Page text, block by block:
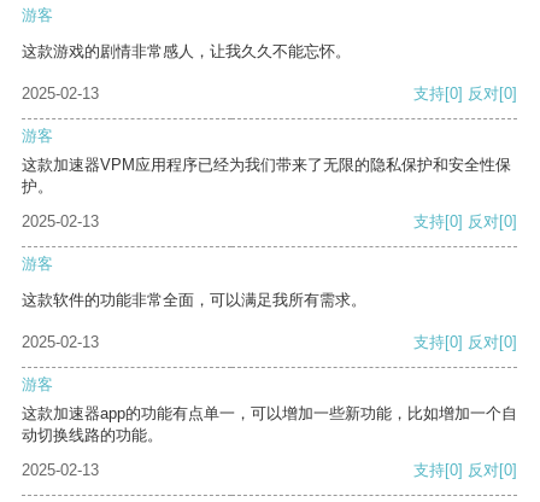
游客
这款游戏的剧情非常感人，让我久久不能忘怀。
2025-02-13 支持[0] 反对[0]
游客
这款加速器VPM应用程序已经为我们带来了无限的隐私保护和安全性保
护。
2025-02-13
支持[0] 反对[0]
游客
这款软件的功能非常全面，可以满足我所有需求。
2025-02-13 支持[0] 反对[0]
游客
这款加速器app的功能有点单一，可以增加一些新功能，比如增加一个自
动切换线路的功能。
2025-02-13
支持[0] 反对[0]